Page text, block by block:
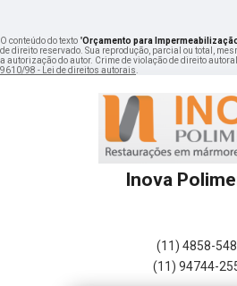
O conteúdo do texto "Orçamento para
de direito reservado. Sua reprodução, parcial ou total,
a autorização do autor. Crime de violação de direito
9610/98 - Lei de direitos autorais
Inova
(11) 4858-
(11) 94744-